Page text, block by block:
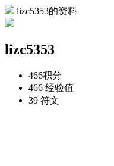
lizc5353的资料
lizc5353
466积分
466 经验值
39 符文